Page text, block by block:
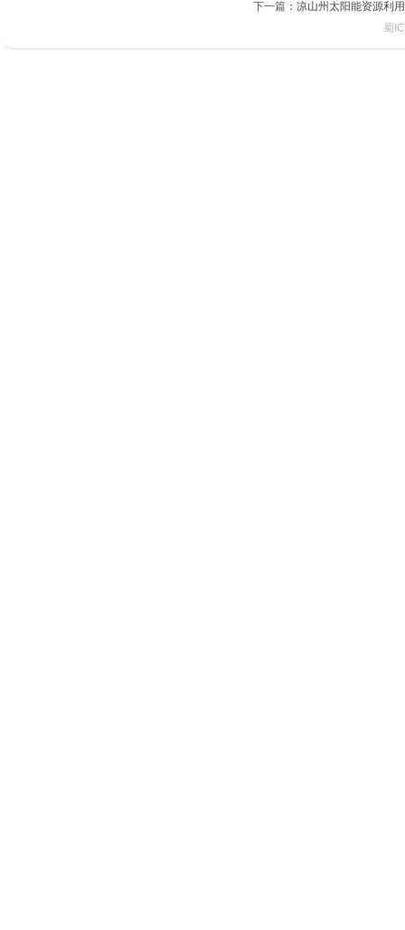
下一篇 ： 凉山州太阳能资源利
蜀